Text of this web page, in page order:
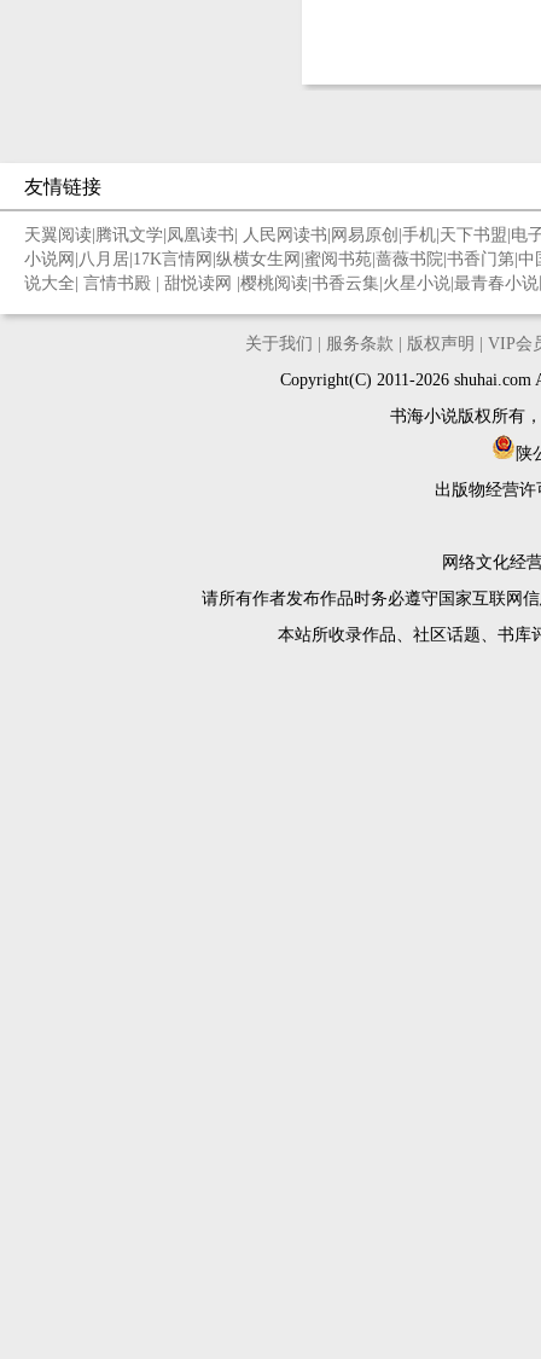
友情链接
天翼阅读 腾讯文学 凤凰读书 人民网读书 网易原创 手机 天下书盟 电
小说网 八月居 17K言情网 纵横女生网 蜜阅书苑 蔷薇书院 书香门第 中
说大全 言情书殿 甜悦读网 樱桃阅读 书香云集 火星小说 最青春小
关于我们 服务条款 版权声明
VIP会
Copyright(C) 2011-2026
书海小说版权所有
陕
出版物经营许
网络文化经
请所有作者发布作品时务必遵守国家互联网
本站所收录作品、社区话题、书库